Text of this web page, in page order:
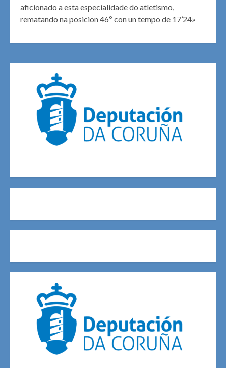
aficionado a esta especialidade do atletismo,
rematando na posicion 46º con un tempo de 17’24»